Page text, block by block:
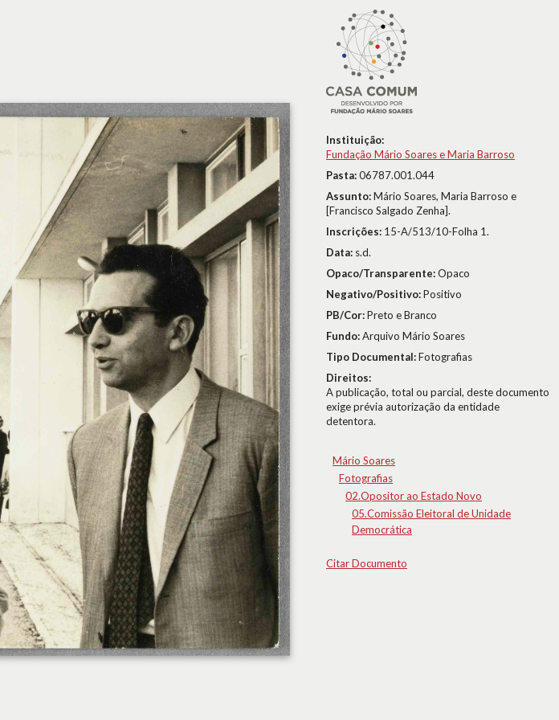
Instituição:
Fundação Mário Soares e Maria Barroso
Pasta:06787.001.044
Assunto:Mário Soares, Maria Barroso e
[Francisco Salgado Zenha].
Inscrições: 15-A/513/10-Folha 1.
Data: s.d.
Opaco/Transparente:Opaco
Negativo/Positivo:Positivo
PB/Cor:Preto e Branco
Fundo:Arquivo Mário Soares
Tipo Documental:Fotografias
Direitos:
A publicação, total ou parcial, deste documento
exige prévia autorização da entidade
detentora.
Mário Soares
Fotografias
02.Opositor ao Estado Novo
05.Comissão Eleitoral de Unidade
Democrática
Citar Documento